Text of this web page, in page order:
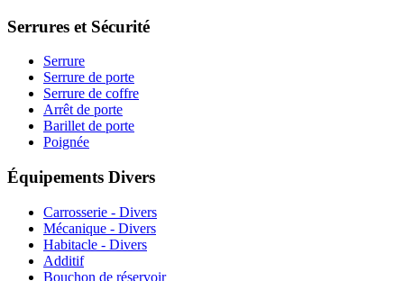
Serrures et Sécurité
Serrure
Serrure de porte
Serrure de coffre
Arrêt de porte
Barillet de porte
Poignée
Équipements Divers
Carrosserie - Divers
Mécanique - Divers
Habitacle - Divers
Additif
Bouchon de réservoir